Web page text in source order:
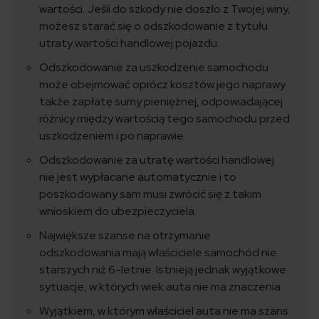
wartości. Jeśli do szkody nie doszło z Twojej winy,
możesz starać się o odszkodowanie z tytułu
utraty wartości handlowej pojazdu.
Odszkodowanie za uszkodzenie samochodu
może obejmować oprócz kosztów jego naprawy
także zapłatę sumy pieniężnej, odpowiadającej
różnicy między wartością tego samochodu przed
uszkodzeniem i po naprawie.
Odszkodowanie za utratę wartości handlowej
nie jest wypłacane automatycznie i to
poszkodowany sam musi zwrócić się z takim
wnioskiem do ubezpieczyciela.
Największe szanse na otrzymanie
odszkodowania mają właściciele samochód nie
starszych niż 6-letnie. Istnieją jednak wyjątkowe
sytuacje, w których wiek auta nie ma znaczenia.
Wyjątkiem, w którym właściciel auta nie ma szans